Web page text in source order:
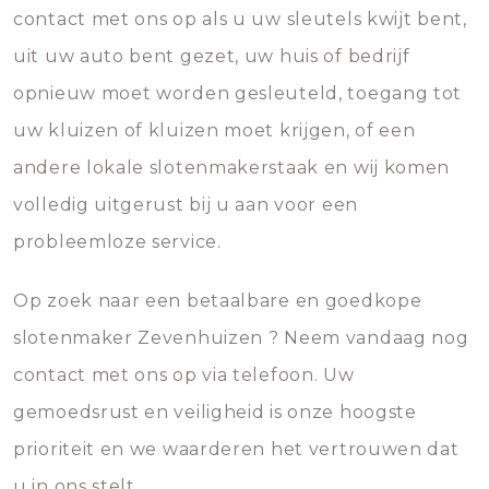
contact met ons op als u uw sleutels kwijt bent,
uit uw auto bent gezet, uw huis of bedrijf
opnieuw moet worden gesleuteld, toegang tot
uw kluizen of kluizen moet krijgen, of een
andere lokale slotenmakerstaak en wij komen
volledig uitgerust bij u aan voor een
probleemloze service.
Op zoek naar een betaalbare en goedkope
slotenmaker Zevenhuizen ? Neem vandaag nog
contact met ons op via telefoon. Uw
gemoedsrust en veiligheid is onze hoogste
prioriteit en we waarderen het vertrouwen dat